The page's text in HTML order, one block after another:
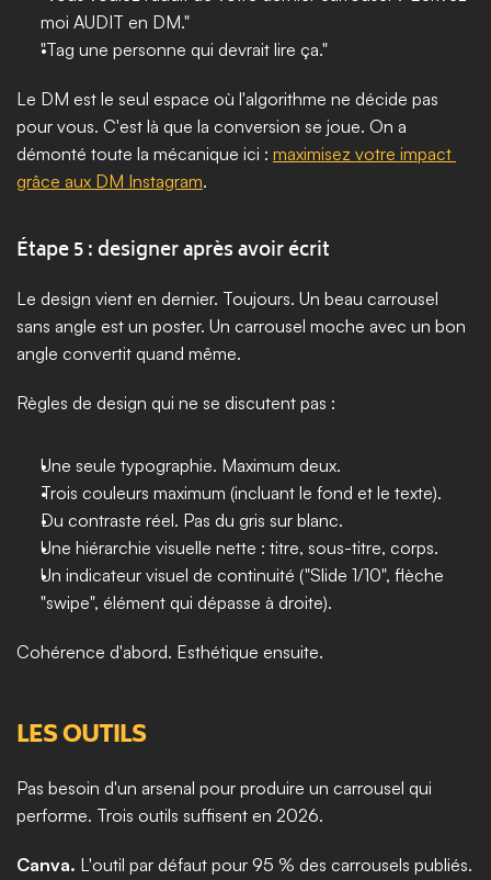
moi AUDIT en DM."
"Tag une personne qui devrait lire ça."
Le DM est le seul espace où l'algorithme ne décide pas
pour vous. C'est là que la conversion se joue. On a
démonté toute la mécanique ici : maximisez votre impact
grâce aux DM Instagram.
Étape 5 : designer après avoir écrit
Le design vient en dernier. Toujours. Un beau carrousel
sans angle est un poster. Un carrousel moche avec un bon
angle convertit quand même.
Règles de design qui ne se discutent pas :
Une seule typographie. Maximum deux.
Trois couleurs maximum (incluant le fond et le texte).
Du contraste réel. Pas du gris sur blanc.
Une hiérarchie visuelle nette : titre, sous-titre, corps.
Un indicateur visuel de continuité ("Slide 1/10", flèche
"swipe", élément qui dépasse à droite).
Cohérence d'abord. Esthétique ensuite.
LES OUTILS
Pas besoin d'un arsenal pour produire un carrousel qui
performe. Trois outils suffisent en 2026.
Canva. L'outil par défaut pour 95 % des carrousels publiés.